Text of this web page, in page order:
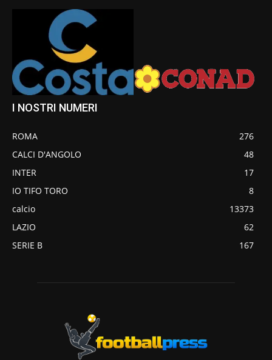
I NOSTRI NUMERI
ROMA
276
CALCI D'ANGOLO
48
INTER
17
IO TIFO TORO
8
calcio
13373
LAZIO
62
SERIE B
167